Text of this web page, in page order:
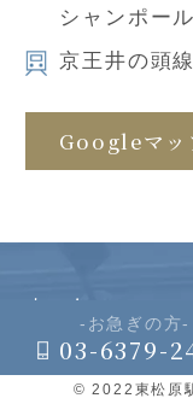
シャンポー
京王井の頭
Googleマッ
ホーム
初診の患者様へ
© 2022 東松原
-お急ぎの方-
03-6379-